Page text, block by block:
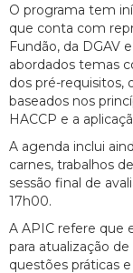
O programa tem
que conta com
Fundão, da DGAV
abordados temas
dos pré-requisitos,
baseados nos
HACCP e a
A agenda inclui
carnes, trabalhos
sessão final de
17h00.
A APIC refere que
para atualização
questões práticas